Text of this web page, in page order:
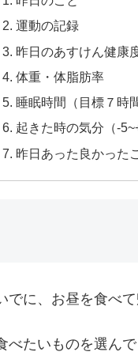
運動の記録
昨日のあすけん健康
体重・体脂肪率
睡眠時間（目標７時
起きた時の気分（-
昨日あった良かった
に、お昼を食べて
たいものを選んで